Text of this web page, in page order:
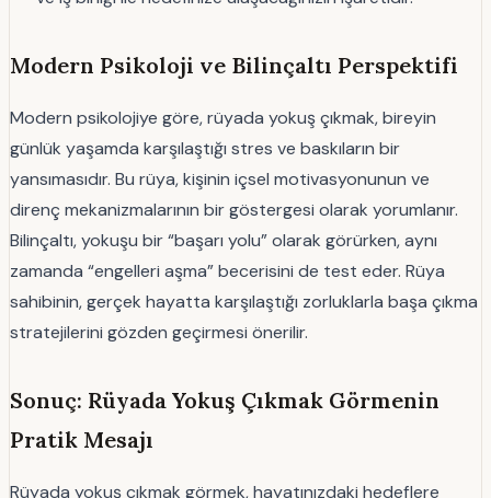
Modern Psikoloji ve Bilinçaltı Perspektifi
Modern psikolojiye göre, rüyada yokuş çıkmak, bireyin
günlük yaşamda karşılaştığı stres ve baskıların bir
yansımasıdır. Bu rüya, kişinin içsel motivasyonunun ve
direnç mekanizmalarının bir göstergesi olarak yorumlanır.
Bilinçaltı, yokuşu bir “başarı yolu” olarak görürken, aynı
zamanda “engelleri aşma” becerisini de test eder. Rüya
sahibinin, gerçek hayatta karşılaştığı zorluklarla başa çıkma
stratejilerini gözden geçirmesi önerilir.
Sonuç: Rüyada Yokuş Çıkmak Görmenin
Pratik Mesajı
Rüyada yokuş çıkmak görmek, hayatınızdaki hedeflere